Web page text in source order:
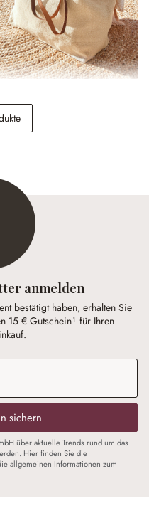
€
anmelden
bestätigt haben, erhalten Sie
15 € Gutschein¹ für Ihren
sichern
über aktuelle Trends rund um das
Hier finden Sie die
allgemeinen Informationen zum